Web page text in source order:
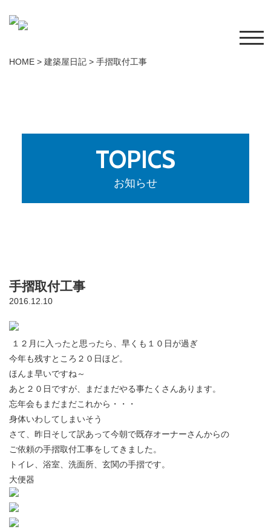
HOME > 建築屋日記 > 手摺取付工事
TOPICS
お知らせ
手摺取付工事
2016.12.10
１２月に入ったと思ったら、早くも１０日が過ぎ
今年も残すところ２０日ほど。
ほんま早いですね～
あと２０日ですが、まだまだやる事たくさんあります。
忘年会もまだまだこれから・・・
身体いわしてしまいそう
さて、昨日そして訳あって今朝で既存オーナーさんからの
ご依頼の手摺取付工事をしてきました。
トイレ、浴室、洗面所、玄関の手摺です。
大便器